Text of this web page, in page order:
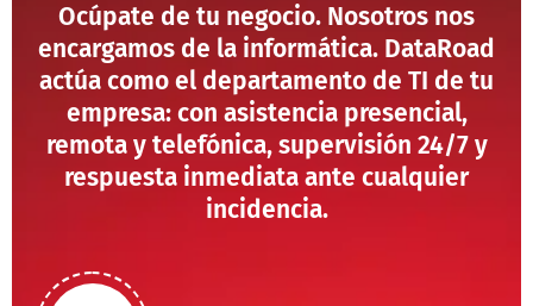
Ocúpate de tu negocio. Nosotros nos
encargamos de la informática. DataRoad
actúa como el departamento de TI de tu
empresa: con asistencia presencial,
remota y telefónica, supervisión 24/7 y
respuesta inmediata ante cualquier
incidencia.